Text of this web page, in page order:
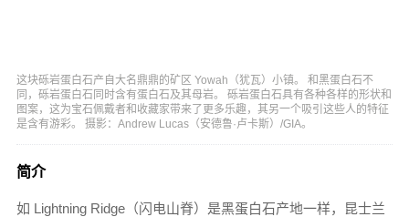
这块砾岩蛋白石产自大名鼎鼎的矿区 Yowah（犹瓦）小镇。 和黑蛋白石不
同，砾岩蛋白石同时含有蛋白石及其母岩。 砾岩蛋白石具有各种各样的形状和
图案，这为宝石佩戴者和收藏家带来了更多乐趣，其另一个吸引这些人的特征
是含有游彩。 摄影：Andrew Lucas（安德鲁·卢卡斯）/GIA。
简介
如 Lightning Ridge（闪电山脊）是黑蛋白石产地一样，昆士兰